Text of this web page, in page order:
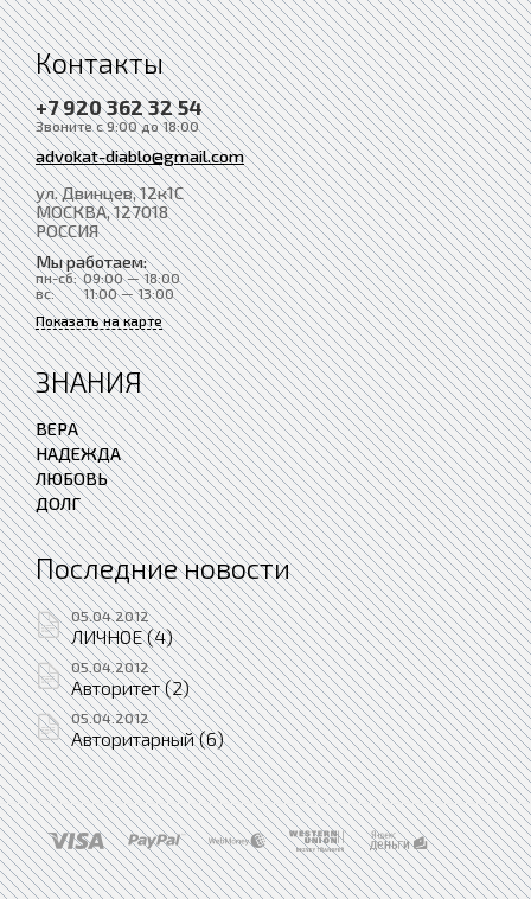
Контакты
+7 920 362 32 54
Звоните с 9:00 до 18:00
advokat-diablo@gmail.com
ул. Двинцев, 12к1С
МОСКВА, 127018
РОССИЯ
Мы работаем:
пн-сб: 09:00 — 18:00
вс:
11:00 — 13:00
Показать на карте
ЗНАНИЯ
ВЕРА
НАДЕЖДА
ЛЮБОВЬ
ДОЛГ
Последние новости
05.04.2012
ЛИЧНОЕ (4)
05.04.2012
Авторитет (2)
05.04.2012
Авторитарный (6)